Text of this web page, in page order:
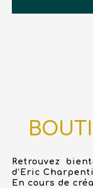
Retrouvez
d’Eric
En cours de